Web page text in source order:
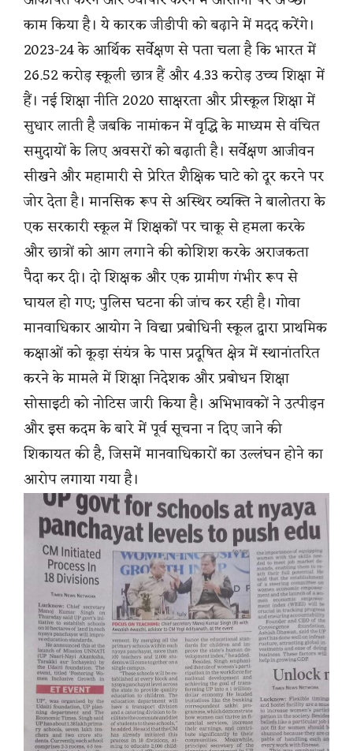
काम किया है। ये कारक जीडीपी को बढ़ाने में मदद करेंगे।
2023-24 के आर्थिक सर्वेक्षण से पता चला है कि भारत में
26.52 करोड़ स्कूली छात्र हैं और 4.33 करोड़ उच्च शिक्षा में
हैं। नई शिक्षा नीति 2020 साक्षरता और प्रीस्कूल शिक्षा में
सुधार लाती है जबकि नामांकन में वृद्धि के माध्यम से वंचित
समुदायों के लिए अवसरों को बढ़ाती है। सर्वेक्षण आजीवन
सीखने और महामारी से प्रेरित शैक्षिक घाटे को दूर करने पर
जोर देता है। मानसिक रूप से अस्थिर व्यक्ति ने बालोतरा के
एक सरकारी स्कूल में शिक्षकों पर चाकू से हमला करके
और छात्रों को आग लगाने की कोशिश करके अराजकता
पैदा कर दी। दो शिक्षक और एक ग्रामीण गंभीर रूप से
घायल हो गए; पुलिस घटना की जांच कर रही है। गोवा
मानवाधिकार आयोग ने विद्या प्रबोधिनी स्कूल द्वारा प्राथमिक
कक्षाओं को कूड़ा संयंत्र के पास प्रदूषित क्षेत्र में स्थानांतरित
करने के मामले में शिक्षा निदेशक और प्रबोधन शिक्षा
सोसाइटी को नोटिस जारी किया है। अभिभावकों ने उत्पीड़न
और इस कदम के बारे में पूर्व सूचना न दिए जाने की
शिकायत की है, जिसमें मानवाधिकारों का उल्लंघन होने का
आरोप लगाया गया है।